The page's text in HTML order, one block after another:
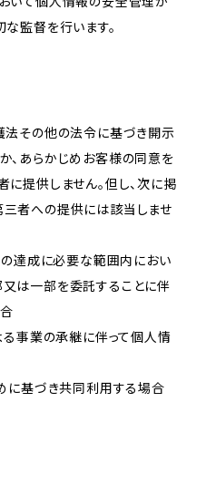
監督を行います。
法その他の法令に基づき開示
、あらかじめお客様の同意を
提供しません。但し、次に掲
者への提供には該当しませ
の達成に必要な範囲内におい
は一部を委託することに伴
る事業の承継に伴って個人情
に基づき共同利用する場合